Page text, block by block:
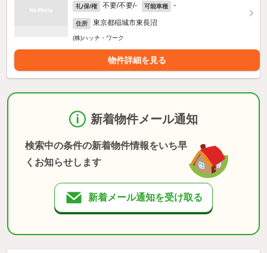
礼/保/権 不要/不要/- 可能車種 -
住所 東京都稲城市東長沼
(株)ハッチ・ワーク
物件詳細を見る
新着物件メール通知
検索中の条件の新着物件情報をいち早
くお知らせします
新着メール通知を受け取る